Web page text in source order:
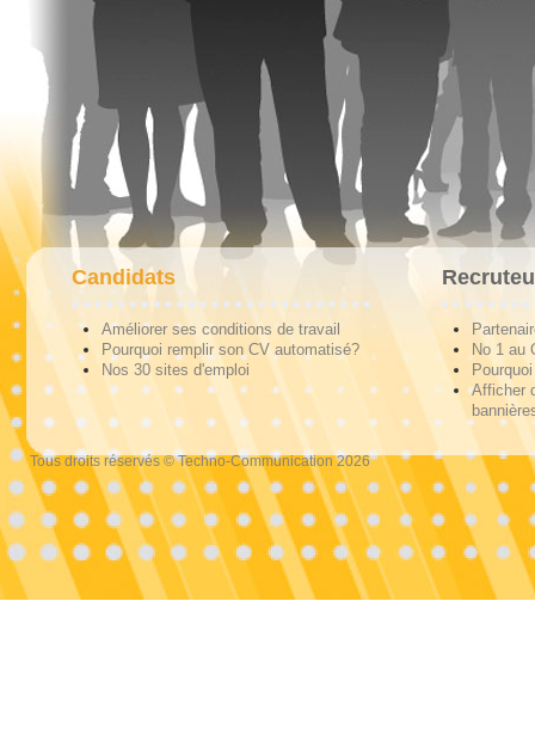
Candidats
Améliorer ses conditions de travail
Pourquoi remplir son CV automatisé?
Nos 30 sites d'emploi
No 1 au
Afficher
Tous droits réservés © Techno-Communication 2026